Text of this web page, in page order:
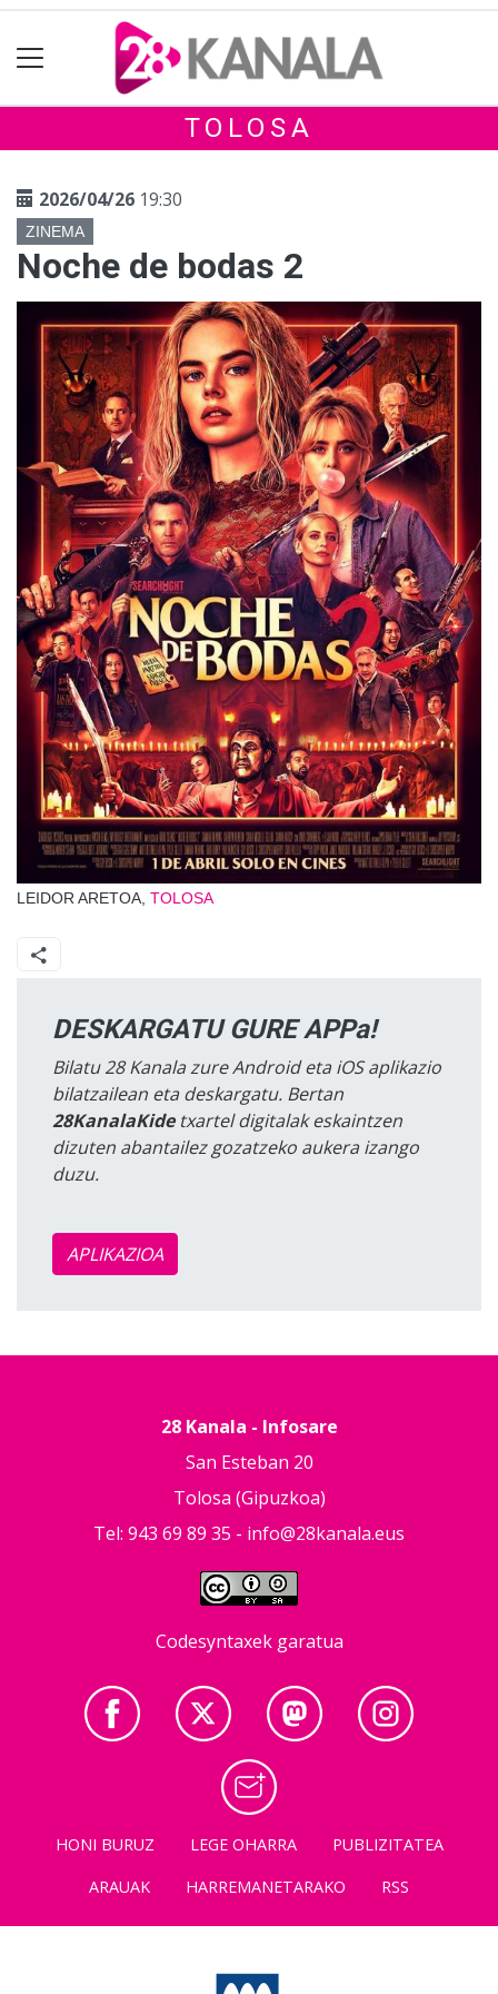
TOLOSA
2026/04/26 19:30
ZINEMA
Noche de bodas 2
LEIDOR ARETOA, TOLOSA
DESKARGATU GURE APPa!
Bilatu 28 Kanala zure Android eta iOS aplikazio
bilatzailean eta deskargatu. Bertan
28KanalaKidetxartel digitalak eskaintzen
dizuten abantailez gozatzeko aukera izango
duzu.
APLIKAZIOA
28 Kanala - Infosare
San Esteban 20
Tolosa (Gipuzkoa)
Tel: 943 69 89 35 - info@28kanala.eus
Codesyntaxek garatua
HONI BURUZ LEGE OHARRA
PUBLIZITATEA
ARAUAK
HARREMANETARAKO RSS